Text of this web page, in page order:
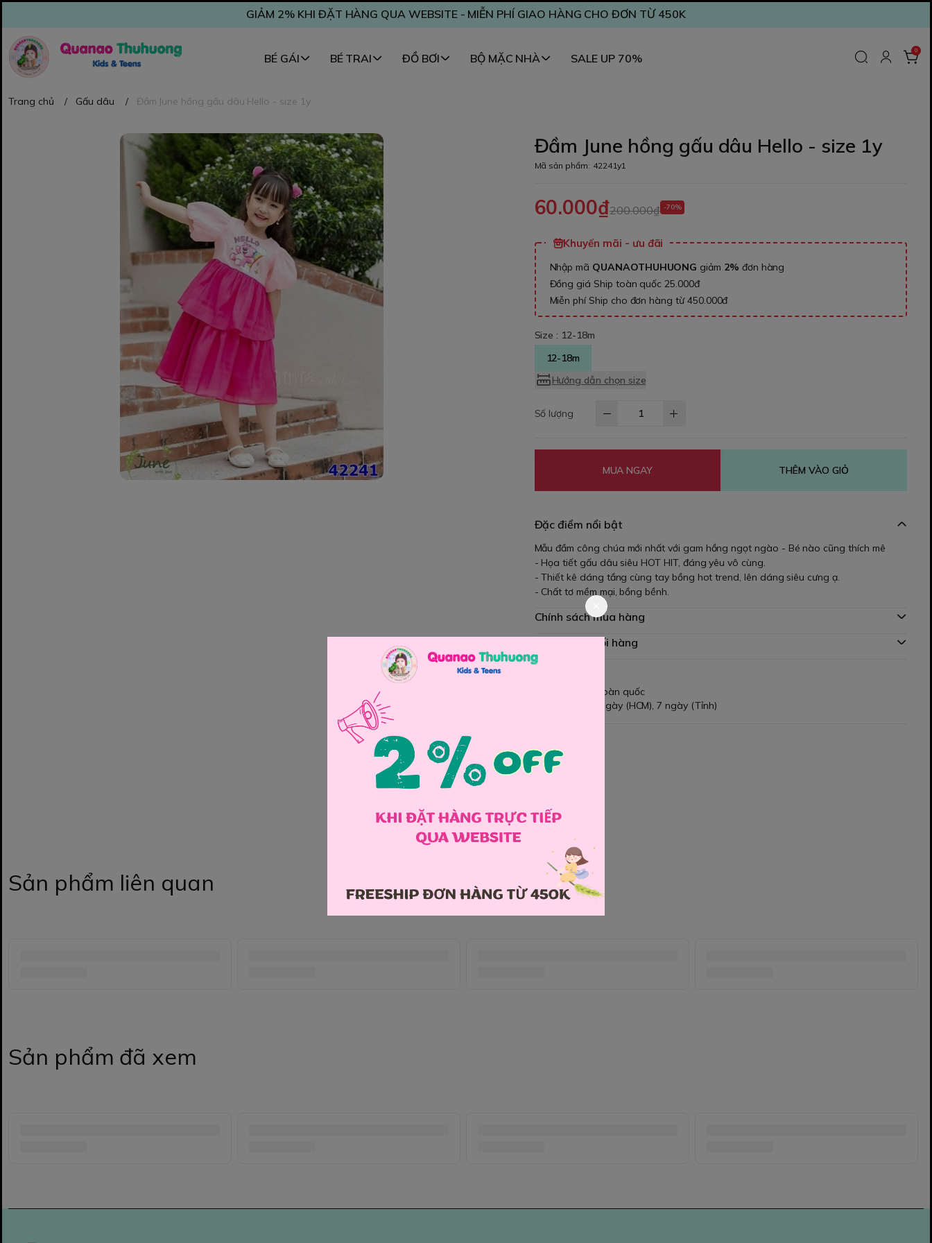
GIẢM 2% KHI ĐẶT HÀNG QUA WEBSITE - MIỄN PHÍ GIAO HÀNG CHO ĐƠN TỪ 450K
BÉ GÁI BÉ TRAI ĐỒ BƠI BỘ MẶC NHÀ SALE UP 70%
0
Trang chủ / Gấu dâu / Đầm June hồng gấu dâu Hello - size 1y
Đầm June hồng gấu dâu Hello - size 1y
Mã sản phẩm: 42241y1
60.000₫200.000₫ -70%
Khuyến mãi - ưu đãi
Nhập mã QUANAOTHUHUONG giảm 2% đơn hàng
Đồng giá Ship toàn quốc 25.000đ
Miễn phí Ship cho đơn hàng từ 450.000đ
Size : 12-18m
12-18m
Hướng dẫn chọn size
Số lượng
MUA NGAY THÊM VÀO GIỎ
Đặc điểm nổi bật
Mẫu đầm công chúa mới nhất với gam hồng ngọt ngào - Bé nào cũng thích mê
- Họa tiết gấu dâu siêu HOT HIT, đáng yêu vô cùng.
- Thiết kê dáng tầng cùng tay bồng hot trend, lên dáng siêu cưng ạ.
- Chất tơ mềm mại, bồng bềnh.
Chính sách mua hàng
Chính sách đổi hàng
Giao hàng toàn quốc
Đổi hàng 3 ngày (HCM), 7 ngày (Tỉnh)
Sản phẩm liên quan
Sản phẩm đã xem